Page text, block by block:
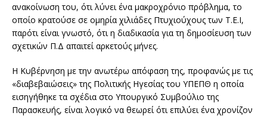
ανακοίνωση του, ότι λύνει ένα μακροχρόνιο πρόβλημα, το
οποίο κρατούσε σε ομηρία χιλιάδες Πτυχιούχους των Τ.Ε.Ι,
παρότι είναι γνωστό, ότι η διαδικασία για τη δημοσίευση των
σχετικών Π.Δ απαιτεί αρκετούς μήνες.
Η Κυβέρνηση με την ανωτέρω απόφαση της, προφανώς με τις
«διαβεβαιώσεις» της Πολιτικής Ηγεσίας του ΥΠΕΠΘ η οποία
εισηγήθηκε τα σχέδια στο Υπουργικό Συμβούλιο της
Παρασκευής, είναι λογικό να θεωρεί ότι επιλύει ένα χρονίζον